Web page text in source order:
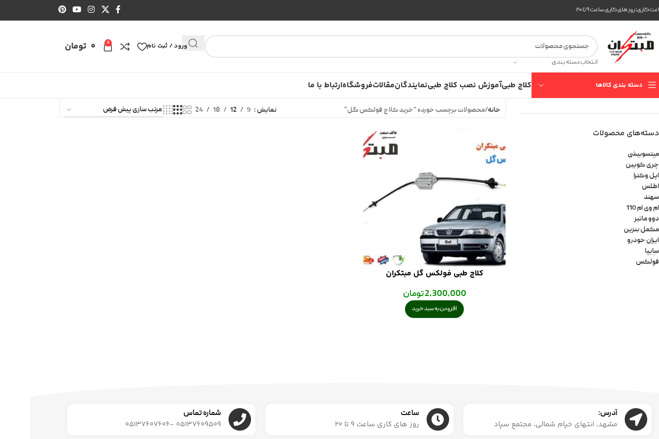
کاری: روز های کاری ساعت ۹ تا ۲۰
انتخاب دسته بندی
ورود / ثبت نام 0
0 تومان
دسته بندی کالاها کلاچ طبیآموزش نصب کلاچ طبینمایندگانمقالاتفروشگاهارتباط با ما
دسته‌های محصولات
میتسوبیشی
چری کویین
اپل وکترا
اطلس
سهند
ام وی ام 110
دوو ماتیز
مکمل بنزین
ایران خودرو
سایپا
فولکس
خانه محصولات برچسب خورده “خرید کلاچ فولکس گل” نمایش 9
12
18
24
کلاچ طبی فولکس گل مبتکران
2,300,000تومان
افزودن به سبد خرید
آدرس:
مشهد، انتهای خیام شمالی، مجتمع سپاد
ساعت
روز های کاری ساعت ۹ تا ۲۰
شماره تماس
05137609509 -05137607606